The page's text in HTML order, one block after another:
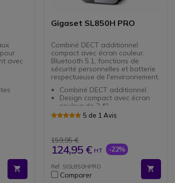
avec
aux
Gigaset SL850H PRO
Combiné DECT additionnel
compact avec écran couleur,
Bluetooth 5.1, fonctions de
sécurité personnelles et batterie
respectueuse de l'environnement.
Combiné DECT additionnel
Design compact avec écran
couleur de 2,4''
Audio HDSP
Bluetooth 5.1, USB-C et prise
jack 3,5 mm
Jusqu'à 12 h d'autonomie en
conversation et 320 h en veille
Support AML : alarmes,
messagerie et localisation
5 de 1 Avis
159,95 €
124,95 € HT -22%
Ref: SISL850HPRO
Comparer